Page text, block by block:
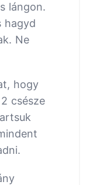
lángon.
hagyd
Ne
hogy
csésze